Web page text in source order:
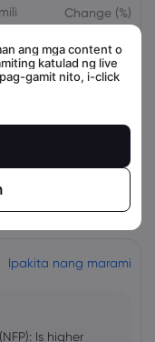
Change (%)
Ipakita nang marami
Is higher
ang mga content o
katulad ng live
gamit nito, i-click